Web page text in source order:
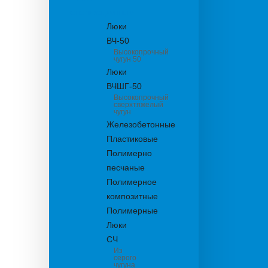
Люки
ВЧ-50
Высокопрочный
чугун 50
Люки
ВЧШГ-50
Высокопрочный
сверхтяжелый
чугун
Железобетонные
Пластиковые
Полимерно
песчаные
Полимерное
композитные
Полимерные
Люки
СЧ
Из
серого
чугуна